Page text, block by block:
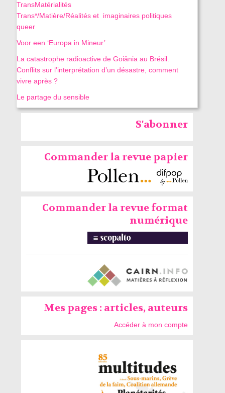
TransMatérialités
Trans*/Matière/Réalités et imaginaires politiques
queer
Voor een ‘Europa in Mineur’
La catastrophe radioactive de Goiânia au Brésil.
Conflits sur l’interprétation d’un désastre, comment
vivre après ?
Le partage du sensible
S'abonner
Commander la revue papier
Commander la revue format
numérique
Mes pages : articles, auteurs
Accéder à mon compte